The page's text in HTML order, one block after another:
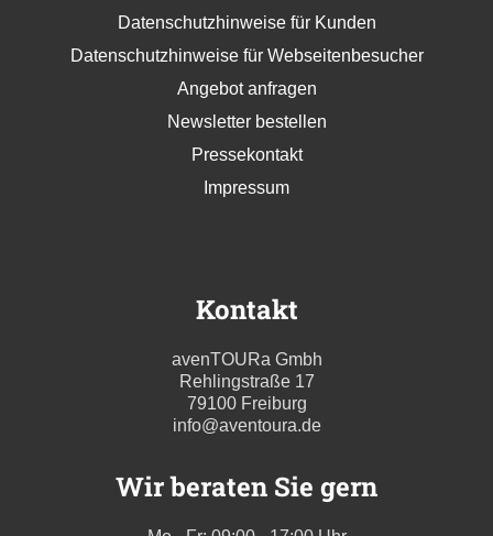
Datenschutzhinweise für Kunden
Datenschutzhinweise für Webseitenbesucher
Angebot anfragen
Newsletter bestellen
Pressekontakt
Impressum
Kontakt
avenTOURa Gmbh
Rehlingstraße 17
79100 Freiburg
info@aventoura.de
Wir beraten Sie gern